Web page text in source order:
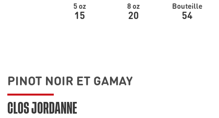
5 oz
15
8 oz
20
Bouteille
54
PINOT NOIR ET GAMAY
CLOS JORDANNE